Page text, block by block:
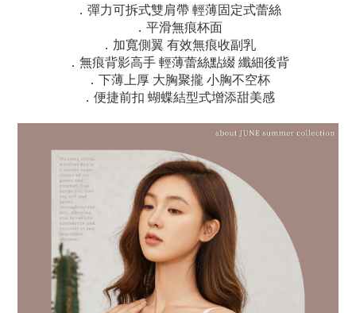
．彈力可拆式雙肩帶 輕薄固定式蕾絲
．平滑無痕杯面
．加寬側翼 有效無痕收副乳
．無痕背影高手 輕薄蕾絲點綴 纖細後背
．下薄上厚 大胸聚攏 小胸不空杯
．便捷前扣 蝴蝶結型式增添甜美感